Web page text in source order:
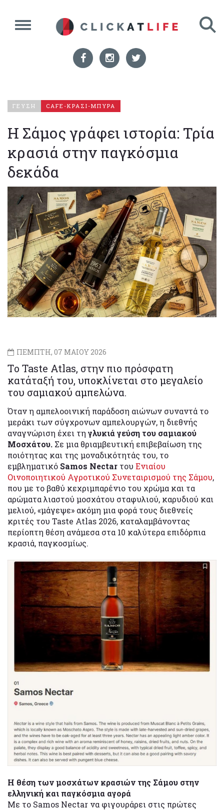
ΓΕΥΣΗ CAFE-ΚΡΑΣΙ-ΜΠΥΡΑ
Η Σάμος γράφει ιστορία: Τρία
κρασιά στην παγκόσμια
δεκάδα
ΠΕΜΠΤΗ, 07 ΜΑΙΟΥ 2026
Tο Taste Atlas, στην πιο πρόσφατη
κατάταξή του, υποκλίνεται στο μεγαλείο
του σαμιακού αμπελώνα.
Όταν η αμπελοοινική παράδοση αιώνων συναντά το
μεράκι των σύγχρονων αμπελουργών, η διεθνής
αναγνώριση έχει τη γλυκιά γεύση του σαμιακού
Μοσχάτου. Σε μια θριαμβευτική επιβεβαίωση της
ποιότητας και της μοναδικότητάς του, το
εμβληματικό Samos Nectar του Ενιαίου
Οινοποιητικού Αγροτικού Συνεταιρισμού της Σάμου,
που με το βαθύ κεχριμπαρένιο του χρώμα και τα
αρώματα λιαστού μοσχάτου σταφυλιού, καρυδιού και
μελιού, «μάγεψε» ακόμη μια φορά τους διεθνείς
κριτές του Taste Atlas 2026, καταλαμβάνοντας
περίοπτη θέση ανάμεσα στα 10 καλύτερα επιδόρπια
κρασιά, παγκοσμίως.
Η θέση των μοσχάτων κρασιών της Σάμου στην
ελληνική και παγκόσμια αγορά
Με το Samos Nectar να φιγουράρει στις πρώτες